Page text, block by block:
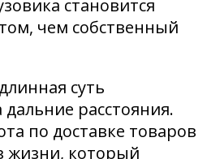
становится
чем собственный
суть
дальние расстояния.
по доставке товаров
жизни, который